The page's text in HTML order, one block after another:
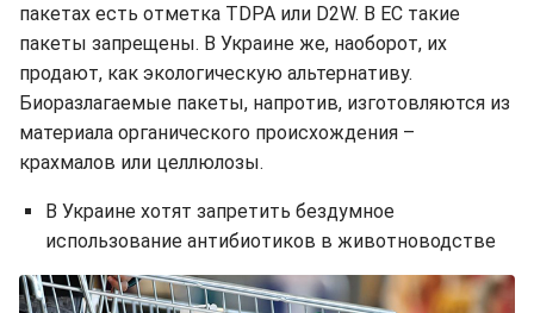
пакетах есть отметка TDPA или D2W. В ЕС такие
пакеты запрещены. В Украине же, наоборот, их
продают, как экологическую альтернативу.
Биоразлагаемые пакеты, напротив, изготовляются из
материала органического происхождения –
крахмалов или целлюлозы.
В Украине хотят запретить бездумное
использование антибиотиков в животноводстве